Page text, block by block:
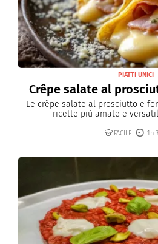
PIATTI UNICI
Crêpe salate al
Le crêpe salate al prosciutto e
ricette più amate e
FACILE 1h